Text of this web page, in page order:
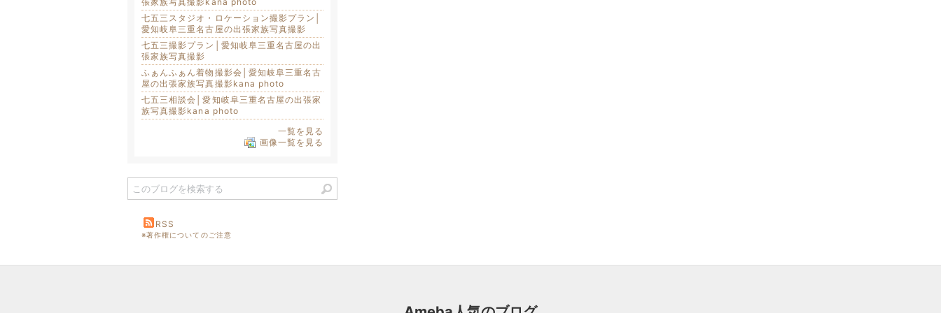
七五三スタジオ・ロケーション撮影プラン│
愛知岐阜三重名古屋の出張家族写真撮影
七五三撮影プラン│愛知岐阜三重名古屋の出
張家族写真撮影
ふぁんふぁん着物撮影会│愛知岐阜三重名古
屋の出張家族写真撮影kana photo
七五三相談会│愛知岐阜三重名古屋の出張家
族写真撮影kana photo
一覧を見る
画像一覧を見る
RSS
※著作権についてのご注意